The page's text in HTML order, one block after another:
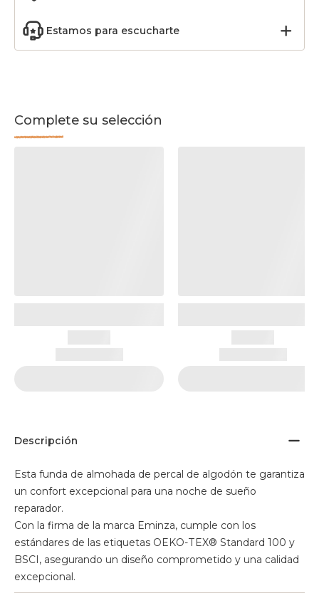
Estamos para escucharte
Complete su selección
Descripción
Esta funda de almohada de percal de algodón te garantiza
un confort excepcional para una noche de sueño
reparador.
Con la firma de la marca Eminza, cumple con los
estándares de las etiquetas OEKO-TEX® Standard 100 y
BSCI, asegurando un diseño comprometido y una calidad
excepcional.